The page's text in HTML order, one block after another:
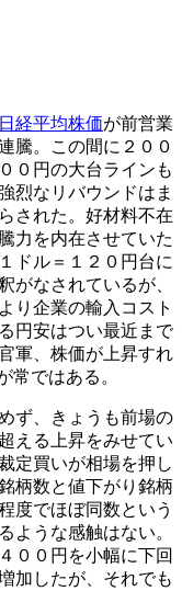
日経平均株価が前営業
騰。この間に２００
０円の大台ラインも
烈なリバウンドはま
された。好材料不在
力を内在させていた
ドル＝１２０円台に
がなされているが、
り企業の輸入コスト
円安はつい最近まで
軍、株価が上昇すれ
常ではある。
ず、きょうも前場の
える上昇をみせてい
定買いが相場を押し
柄数と値下がり銘柄
度でほぼ同数という
ような感触はない。
００円を小幅に下回
加したが、それでも